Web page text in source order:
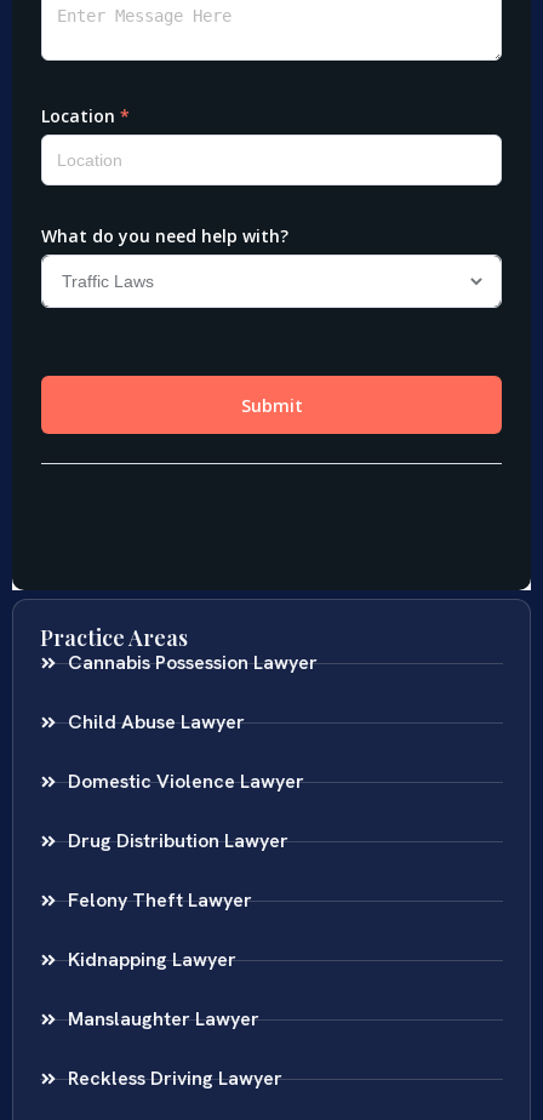
Practice Areas
Cannabis Possession Lawyer
Child Abuse Lawyer
Domestic Violence Lawyer
Drug Distribution Lawyer
Felony Theft Lawyer
Kidnapping Lawyer
Manslaughter Lawyer
Reckless Driving Lawyer